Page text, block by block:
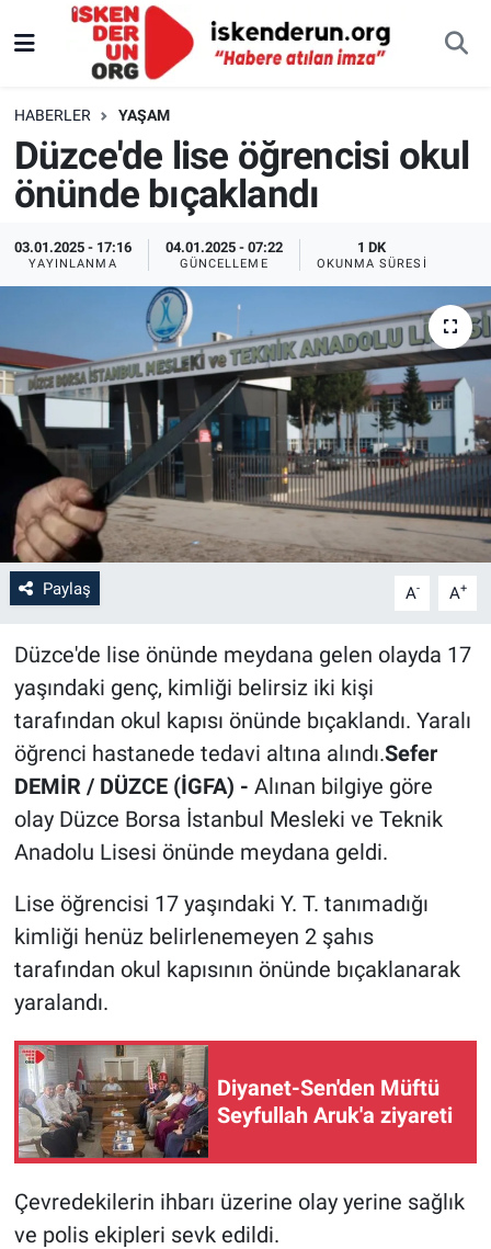
HABERLER YAŞAM
Düzce'de lise öğrencisi okul
önünde bıçaklandı
03.01.2025 - 17:16
YAYINLANMA
04.01.2025 - 07:22
GÜNCELLEME
1 DK
OKUNMA SÜRESI
Paylaş A- A+
Düzce'de lise önünde meydana gelen olayda 17
yaşındaki genç, kimliği belirsiz iki kişi
tarafından okul kapısı önünde bıçaklandı. Yaralı
öğrenci hastanede tedavi altına alındı.Sefer
DEMİR / DÜZCE (İGFA) - Alınan bilgiye göre
olay Düzce Borsa İstanbul Mesleki ve Teknik
Anadolu Lisesi önünde meydana geldi.
Lise öğrencisi 17 yaşındaki Y. T. tanımadığı
kimliği henüz belirlenemeyen 2 şahıs
tarafından okul kapısının önünde bıçaklanarak
yaralandı.
Diyanet-Sen'den Müftü
Seyfullah Aruk'a ziyareti
Çevredekilerin ihbarı üzerine olay yerine sağlık
ve polis ekipleri sevk edildi.